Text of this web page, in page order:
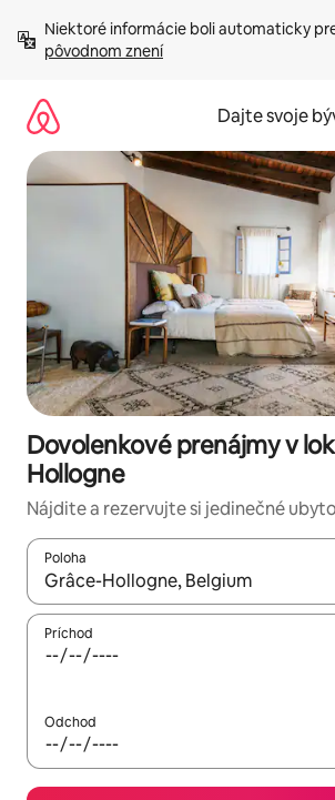
obsah.
Niektoré informácie boli automaticky
pôvodnom znení
Dajte svoje
Dovolenkové prenájmy v
Hollogne
Nájdite a rezervujte si jedinečné
Poloha
Keď budú výsledky k dispozícii,
Príchod
Odchod